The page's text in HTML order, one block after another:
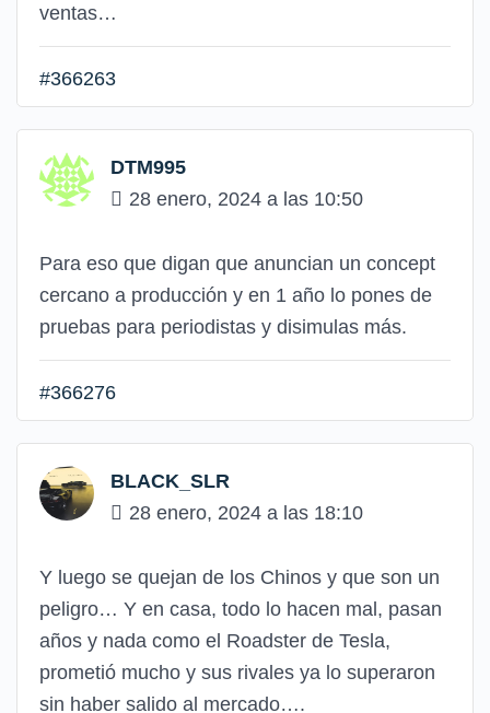
ventas…
#366263
DTM995
28 enero, 2024 a las 10:50
Para eso que digan que anuncian un concept
cercano a producción y en 1 año lo pones de
pruebas para periodistas y disimulas más.
#366276
BLACK_SLR
28 enero, 2024 a las 18:10
Y luego se quejan de los Chinos y que son un
peligro… Y en casa, todo lo hacen mal, pasan
años y nada como el Roadster de Tesla,
prometió mucho y sus rivales ya lo superaron
sin haber salido al mercado….